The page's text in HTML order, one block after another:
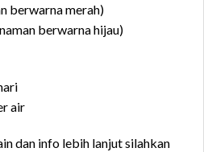
berwarna merah)
berwarna hijau)
air
dan info lebih lanjut silahkan